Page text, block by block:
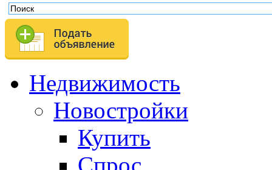
Недвижимость
Новостройки
Купить
Спрос